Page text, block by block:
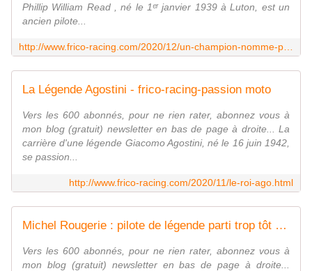
Phillip William Read , né le 1ᵉʳ janvier 1939 à Luton, est un
ancien pilote...
La Légende Agostini - frico-racing-passion moto
Vers les 600 abonnés, pour ne rien rater, abonnez vous à
mon blog (gratuit) newsletter en bas de page à droite... La
carrière d'une légende Giacomo Agostini, né le 16 juin 1942,
se passion...
http://www.frico-racing.com/2020/11/le-roi-ago.html
Michel Rougerie : pilote de légende parti trop tôt - frico-racing-passion moto
Vers les 600 abonnés, pour ne rien rater, abonnez vous à
mon blog (gratuit) newsletter en bas de page à droite...